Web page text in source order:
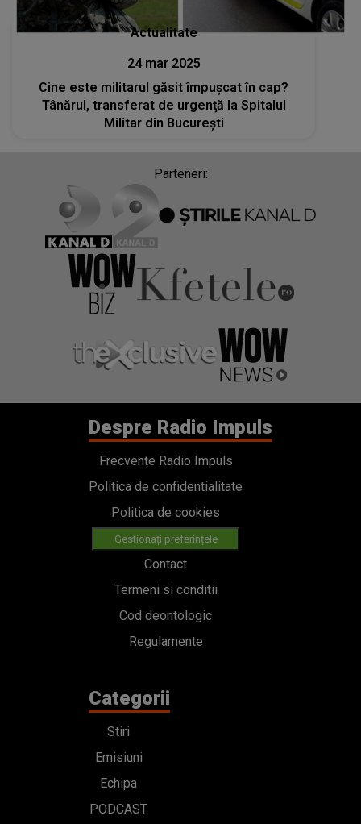
Actualitate
24 mar 2025
Cine este militarul găsit împuşcat în cap?
Tânărul, transferat de urgenţă la Spitalul
Militar din Bucureşti
Parteneri:
Despre Radio Impuls
Frecvențe Radio Impuls
Politica de confidentialitate
Politica de cookies
Gestionați preferințele
Contact
Termeni si conditii
Cod deontologic
Regulamente
Categorii
Stiri
Emisiuni
Echipa
PODCAST